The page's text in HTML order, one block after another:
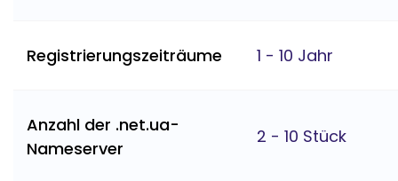
Registrierungszeiträume 1 - 10 Jahr
Anzahl der .net.ua-
Nameserver
2 - 10 Stück